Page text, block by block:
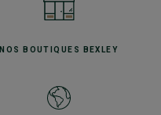
NOS BOUTIQUES BEXLEY